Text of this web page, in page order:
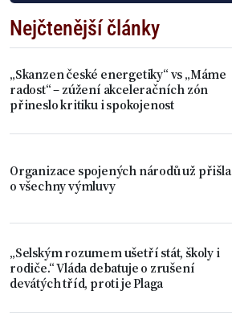
Nejčtenější články
„Skanzen české energetiky“ vs „Máme
radost“ – zúžení akceleračních zón
přineslo kritiku i spokojenost
Organizace spojených národů už přišla
o všechny výmluvy
„Selským rozumem ušetří stát, školy i
rodiče.“ Vláda debatuje o zrušení
devátých tříd, proti je Plaga